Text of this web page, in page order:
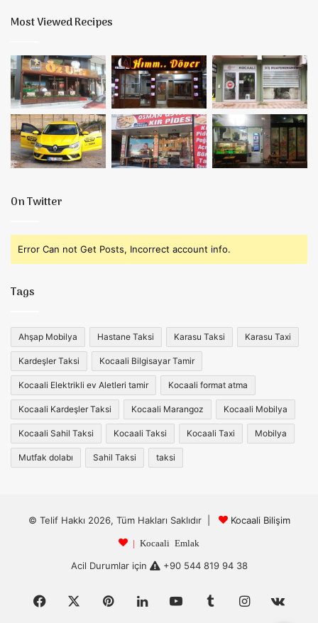
Most Viewed Recipes
On Twitter
Error Can not Get Posts, Incorrect account info.
Tags
Ahşap Mobilya Hastane Taksi Karasu Taksi Karasu Taxi
Kardeşler Taksi Kocaali Bilgisayar Tamir
Kocaali Elektrikli ev Aletleri tamir Kocaali format atma
Kocaali Kardeşler Taksi Kocaali Marangoz Kocaali Mobilya
Kocaali Sahil Taksi Kocaali Taksi Kocaali Taxi Mobilya
Mutfak dolabı Sahil Taksi taksi
© Telif Hakkı 2026, Tüm Hakları Saklıdır | Kocaali Bilişim
| Kocaali Emlak
Acil Durumlar için +90 544 819 94 38
Facebook PinterestLinkedInYouTubeTumblrInstagram